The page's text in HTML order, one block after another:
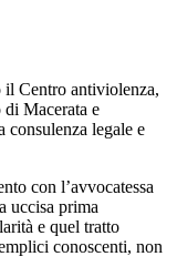
il Centro antiviolenza,
di Macerata e
consulenza legale e
con l’avvocatessa
uccisa prima
e quel tratto
conoscenti, non